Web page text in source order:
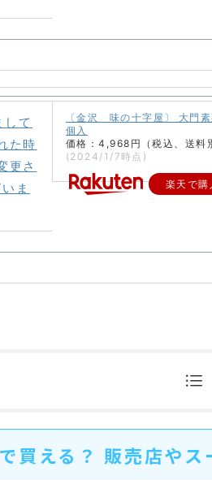
〔金沢 味の十字屋〕 大門
個入
価格：4,968円（税込、送料
(2024/1/7時点)
楽天で購
買える？ 販売店やス